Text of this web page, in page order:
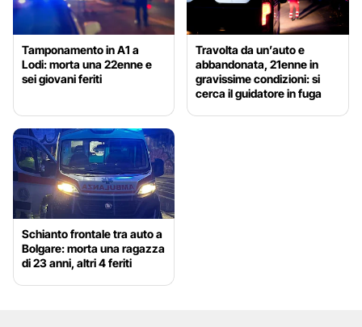
Tamponamento in A1 a
Lodi: morta una 22enne e
sei giovani feriti
Travolta da un’auto e
abbandonata, 21enne in
gravissime condizioni: si
cerca il guidatore in fuga
Schianto frontale tra auto a
Bolgare: morta una ragazza
di 23 anni, altri 4 feriti